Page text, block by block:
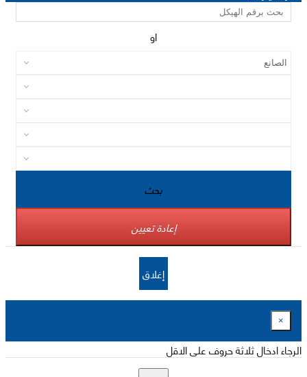
او
بحث
إعادة تعيين
إغلاق
×
الرجاء ادخال ثلاثة حروف على الاقل